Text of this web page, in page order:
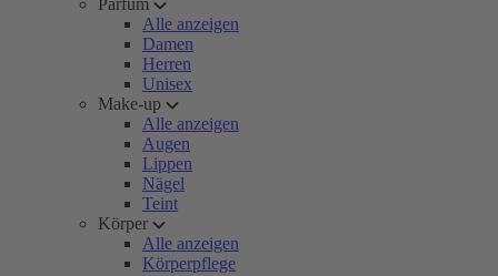
Parfum
Alle anzeigen
Damen
Herren
Unisex
Make-up
Alle anzeigen
Augen
Lippen
Nägel
Teint
Körper
Alle anzeigen
Körperpflege